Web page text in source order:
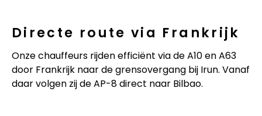
Directe route via Frankrijk
Onze chauffeurs rijden efficiënt via de A10 en A63
door Frankrijk naar de grensovergang bij Irun. Vanaf
daar volgen zij de AP-8 direct naar Bilbao.